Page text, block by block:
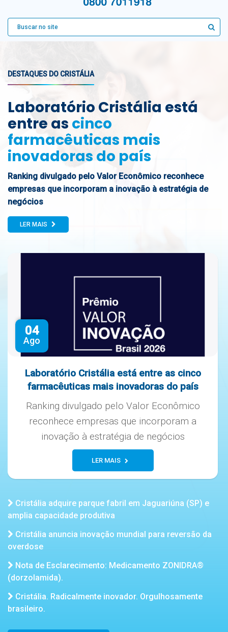
DESTAQUES DO CRISTÁLIA
Laboratório Cristália está
entre as cinco
farmacêuticas mais
inovadoras do país
Ranking divulgado pelo Valor Econômico reconhece
empresas que incorporam a inovação à estratégia de
negócios
LER MAIS
04
Ago
Laboratório Cristália está entre as cinco
farmacêuticas mais inovadoras do país
Ranking divulgado pelo Valor Econômico
reconhece empresas que incorporam a
inovação à estratégia de negócios
LER MAIS
Cristália adquire parque fabril em Jaguariúna (SP) e
amplia capacidade produtiva
Cristália anuncia inovação mundial para reversão da
overdose
Nota de Esclarecimento: Medicamento ZONIDRA®
(dorzolamida).
Cristália. Radicalmente inovador. Orgulhosamente
brasileiro.